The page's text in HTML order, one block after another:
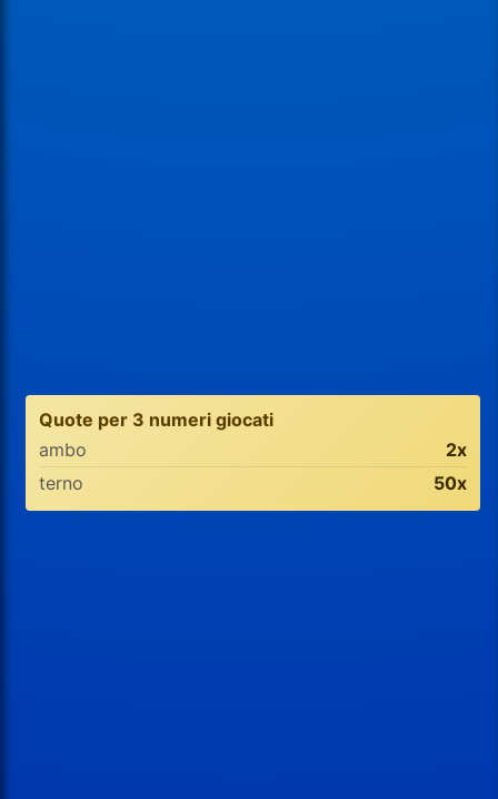
Quote per 3 numeri giocati
ambo
2x
terno
50x